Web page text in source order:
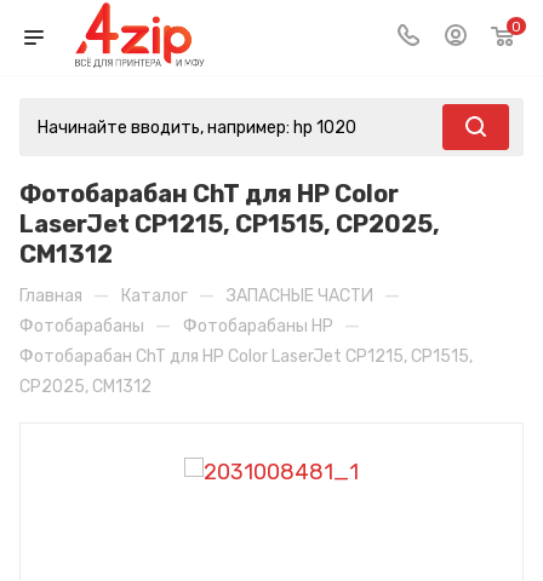
0
Фотобарабан ChT для HP Color
LaserJet CP1215, CP1515, CP2025,
CM1312
Главная — Каталог — ЗАПАСНЫЕ ЧАСТИ —
Фотобарабаны — Фотобарабаны HP —
Фотобарабан ChT для HP Color LaserJet CP1215, CP1515,
CP2025, CM1312